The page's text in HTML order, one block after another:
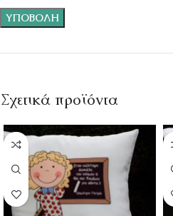
Σχετικά προϊόντα